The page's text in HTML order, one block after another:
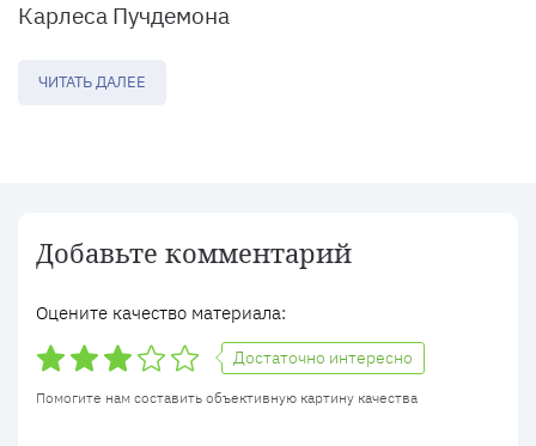
Карлеса Пучдемона
ЧИТАТЬ ДАЛЕЕ
Добавьте комментарий
Оцените качество материала:
Достаточно интересно
Помогите нам составить объективную картину качества